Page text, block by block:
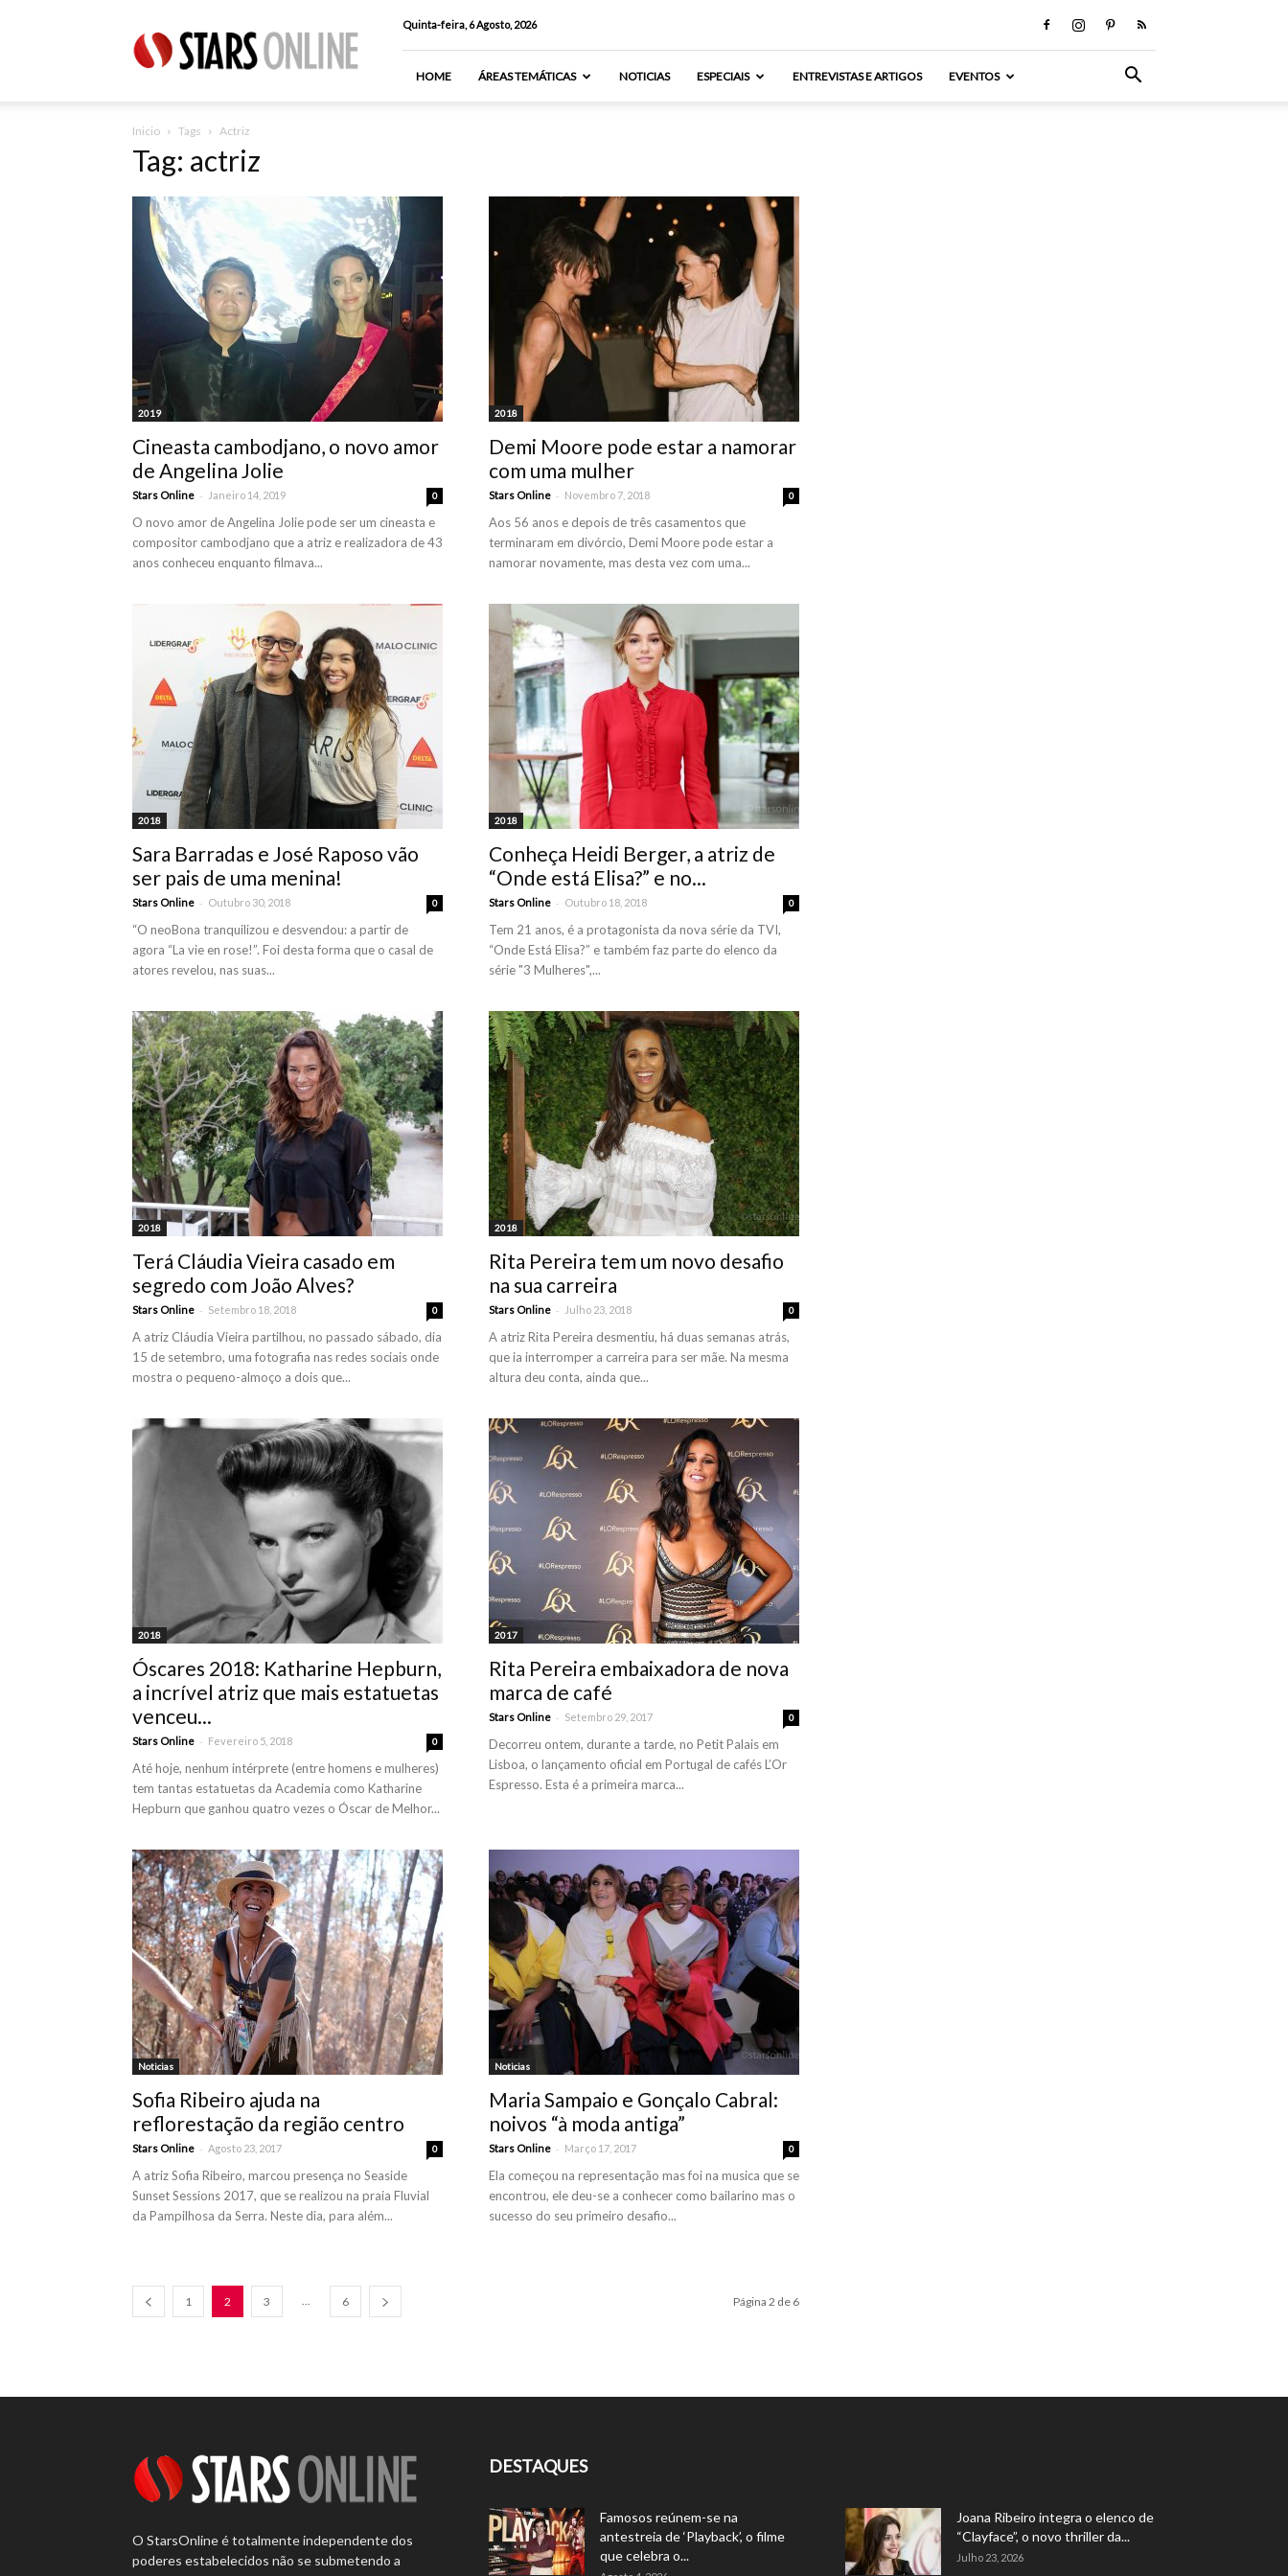
Online
Quinta-feira, 6 Agosto, 2026
HOME ÁREAS TEMÁTICAS NOTICIAS ESPECIAIS ENTREVISTAS E ARTIGOS EVENTOS
Inicio Tags Actriz
Tag: actriz
2019
Cineasta cambodjano, o novo amor
de Angelina Jolie
Stars Online - Janeiro 14, 2019 0
O novo amor de Angelina Jolie pode ser um cineasta e
compositor cambodjano que a atriz e realizadora de 43
anos conheceu enquanto filmava...
2018
Demi Moore pode estar a namorar
com uma mulher
Stars Online - Novembro 7, 2018 0
Aos 56 anos e depois de três casamentos que
terminaram em divórcio, Demi Moore pode estar a
namorar novamente, mas desta vez com uma...
2018
Sara Barradas e José Raposo vão
ser pais de uma menina!
Stars Online - Outubro 30, 2018 0
“O neoBona tranquilizou e desvendou: a partir de
agora “La vie en rose!”. Foi desta forma que o casal de
atores revelou, nas suas...
2018
Conheça Heidi Berger, a atriz de
“Onde está Elisa?” e no...
Stars Online - Outubro 18, 2018 0
Tem 21 anos, é a protagonista da nova série da TVI,
“Onde Está Elisa?” e também faz parte do elenco da
série "3 Mulheres",...
2018
Terá Cláudia Vieira casado em
segredo com João Alves?
Stars Online - Setembro 18, 2018 0
A atriz Cláudia Vieira partilhou, no passado sábado, dia
15 de setembro, uma fotografia nas redes sociais onde
mostra o pequeno-almoço a dois que...
2018
Rita Pereira tem um novo desafio
na sua carreira
Stars Online - Julho 23, 2018 0
A atriz Rita Pereira desmentiu, há duas semanas atrás,
que ia interromper a carreira para ser mãe. Na mesma
altura deu conta, ainda que...
2018
Óscares 2018: Katharine Hepburn,
a incrível atriz que mais estatuetas
venceu...
Stars Online - Fevereiro 5, 2018 0
Até hoje, nenhum intérprete (entre homens e mulheres)
tem tantas estatuetas da Academia como Katharine
Hepburn que ganhou quatro vezes o Óscar de Melhor...
2017
Rita Pereira embaixadora de nova
marca de café
Stars Online - Setembro 29, 2017 0
Decorreu ontem, durante a tarde, no Petit Palais em
Lisboa, o lançamento oficial em Portugal de cafés L’Or
Espresso. Esta é a primeira marca...
Noticias
Sofia Ribeiro ajuda na
reflorestação da região centro
Stars Online - Agosto 23, 2017 0
A atriz Sofia Ribeiro, marcou presença no Seaside
Sunset Sessions 2017, que se realizou na praia Fluvial
da Pampilhosa da Serra. Neste dia, para além...
Noticias
Maria Sampaio e Gonçalo Cabral:
noivos “à moda antiga”
Stars Online - Março 17, 2017 0
Ela começou na representação mas foi na musica que se
encontrou, ele deu-se a conhecer como bailarino mas o
sucesso do seu primeiro desafio...
1 2 3 ... 6 Página 2 de 6
O StarsOnline é totalmente independente dos
poderes estabelecidos não se submetendo a
DESTAQUES
Famosos reúnem-se na
antestreia de ‘Playback’, o filme
que celebra o...
Joana Ribeiro integra o elenco de
“Clayface”, o novo thriller da...
Julho 23, 2026